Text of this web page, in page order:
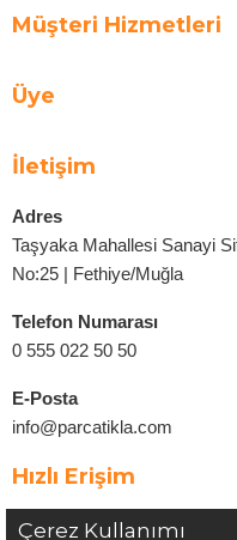
Müşteri Hizmetleri
Üye
İletişim
Adres
Taşyaka Mahallesi Sanayi
No:25 | Fethiye/Muğla
Telefon Numarası
0 555 022 50 50
E-Posta
info@parcatikla.com
Hızlı Erişim
Çerez Kullanımı